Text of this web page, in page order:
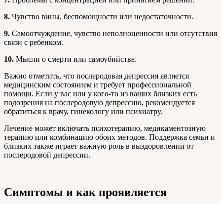
8. Чувство вины, беспомощности или недостаточности.
9. Самоотчуждение, чувство неполноценности или отсутствия
связи с ребенком.
10. Мысли о смерти или самоубийстве.
Важно отметить, что послеродовая депрессия является
медицинским состоянием и требует профессиональной
помощи. Если у вас или у кого-то из ваших близких есть
подозрения на послеродовую депрессию, рекомендуется
обратиться к врачу, гинекологу или психиатру.
Лечение может включать психотерапию, медикаментозную
терапию или комбинацию обоих методов. Поддержка семьи и
близких также играет важную роль в выздоровлении от
послеродовой депрессии.
Симптомы и как проявляется